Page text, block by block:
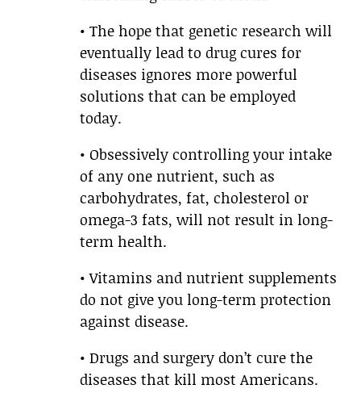
• The hope that genetic research will
eventually lead to drug cures for
diseases ignores more powerful
solutions that can be employed
today.
• Obsessively controlling your intake
of any one nutrient, such as
carbohydrates, fat, cholesterol or
omega-3 fats, will not result in long-
term health.
• Vitamins and nutrient supplements
do not give you long-term protection
against disease.
• Drugs and surgery don’t cure the
diseases that kill most Americans.